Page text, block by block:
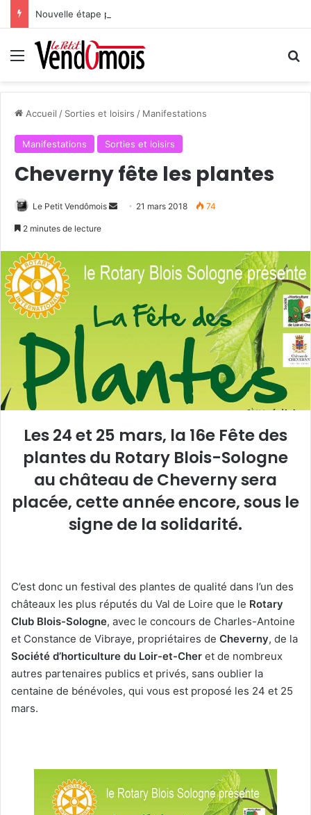
Nouvelle étape pour le projet hospitalier du site unique
Menu
Accueil / Sorties et loisirs / Manifestations
Manifestations Sorties et loisirs
Cheverny fête les plantes
Le Petit Vendômois
y
u
u
e
21 mars 2018 74
2 minutes de lecture
Les 24 et 25 mars, la 16e Fête des
plantes du Rotary Blois-Sologne
au château de Cheverny sera
placée, cette année encore, sous le
signe de la solidarité.
C’est donc un festival des plantes de qualité dans l’un des
châteaux les plus réputés du Val de Loire que le Rotary
Club Blois-Sologne, avec le concours de Charles-Antoine
et Constance de Vibraye, propriétaires de Cheverny, de la
Société d’horticulture du Loir-et-Cher et de nombreux
autres partenaires publics et privés, sans oublier la
centaine de bénévoles, qui vous est proposé les 24 et 25
mars.